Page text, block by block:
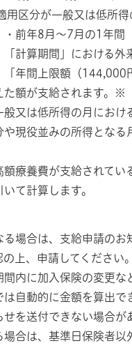
用区分が一般又は低所得
前年8月～7月の1年間
計算期間」における外
「年間上限額（144,000
た額が支給されます。※
又は低所得の月におけ
や現役並みの所得となる
療養費が支給されてい
て計算します。
場合は、支給申請のお
上、申請してください。
内に加入保険の変更な
は自動的に金額を算出で
を送付できない場合が
合は、基準日保険者以